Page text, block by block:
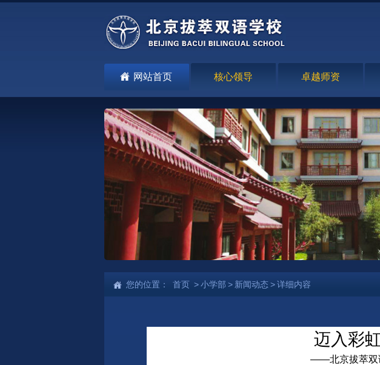
网站首页 核心领导 卓越师资
您的位置： 首页 >小学部 > 新闻动态>详细内容
迈入彩
——北京拔萃双